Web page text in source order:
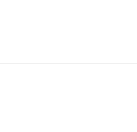
に基づく新たな価値の創出
覧